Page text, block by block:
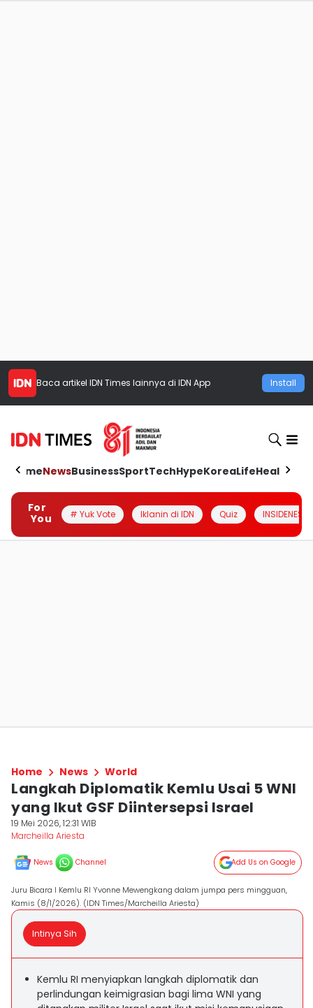
Baca artikel IDN Times lainnya di IDN App Install
HomeNewsBusinessSportTechHypeKoreaLifeHealth
For
You
# Yuk Vote Iklanin di IDN Quiz INSIDENESIA
Home News World
Langkah Diplomatik Kemlu Usai 5 WNI
yang Ikut GSF Diintersepsi Israel
19 Mei 2026, 12:31 WIB
Marcheilla Ariesta
News Channel Add Us on Google
Juru Bicara I Kemlu RI Yvonne Mewengkang dalam jumpa pers mingguan,
Kamis (8/1/2026). (IDN Times/Marcheilla Ariesta)
Intinya Sih
Kemlu RI menyiapkan langkah diplomatik dan
perlindungan keimigrasian bagi lima WNI yang